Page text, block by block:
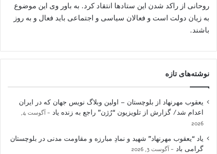
روحانی از راکد شدن این ستادها انتقاد کرد. به باور وی این موضوع
به زیان دولت است و فعالان سیاسی و اجتماعی باید فعال و به روز
باشند.
نوشته‌های تازه
یعقوب مهرنهاد از بلوچستان – اولین وبلاگ نویس جهان که در ایران
اعدام شد/ گزارش از تلویزیون “رُژن” راجع به زنده یاد
آگوست 4,
2026
یاد “یعقوب مهرنهاد” شهید و نمادِ مبارزه و مقاومت مدنی در بلوچستان
گرامی باد
آگوست 3, 2026